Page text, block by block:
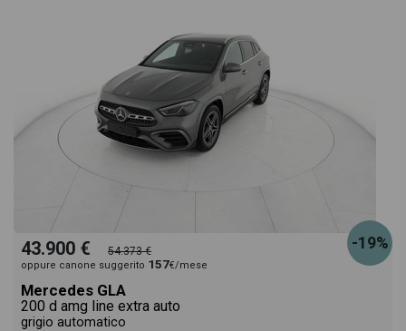
-19%
43.900 € 54.373 €
oppure canone suggerito 157€/mese
Mercedes GLA
200 d amg line extra auto
grigio automatico